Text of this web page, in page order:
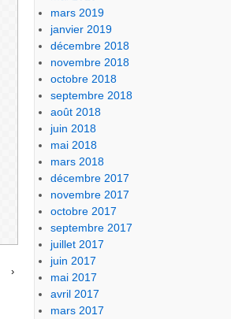
›
mars 2019
janvier 2019
décembre 2018
novembre 2018
octobre 2018
septembre 2018
août 2018
juin 2018
mai 2018
mars 2018
décembre 2017
novembre 2017
octobre 2017
septembre 2017
juillet 2017
juin 2017
mai 2017
avril 2017
mars 2017